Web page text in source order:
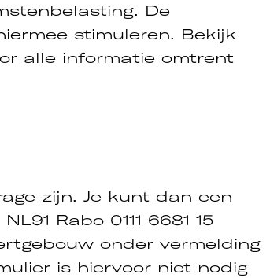
De
stimuleren. Bekijk
alle informatie omtrent
zijn. Je kunt dan een
Rabo 0111 6681 15
onder vermelding
is hiervoor niet nodig